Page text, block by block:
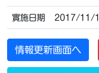
實施日期 2017/11/
情報更新画面へ